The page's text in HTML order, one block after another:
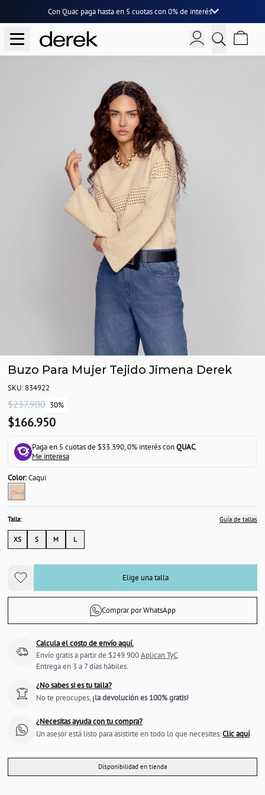
Con Quac paga hasta en 5 cuotascon0% de interés
Buzo Para Mujer Tejido Jimena Derek
SKU: 834922
$237.900 30%
$166.950
Paga en 5 cuotas de $33.390, 0% interés conQUAC.
Me interesa
Color:Caqui
Talla: Guía de tallas
XS S M L
Elige una talla
Comprar por WhatsApp
Calcula el costo de envío aquí.
Envío gratis a partir de $249.900Aplican TyC.
Entrega en 3 a 7 días hábiles.
¿No sabes si es tu talla?
No te preocupes, ¡la devolución es 100% gratis!
¿Necesitas ayuda con tu compra?
Un asesor está listo para asistirte en todo lo que necesites.Clic aquí
Disponibilidad en tienda